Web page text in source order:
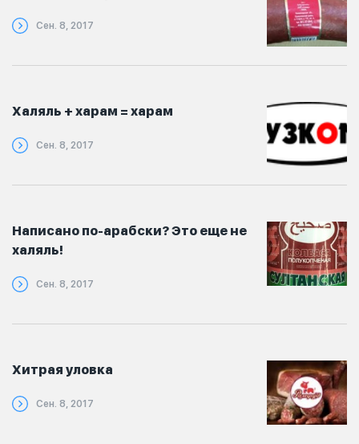
Сен. 8, 2017
Халяль + харам = харам
Сен. 8, 2017
Написано по-арабски? Это еще не
халяль!
Сен. 8, 2017
Хитрая уловка
Сен. 8, 2017